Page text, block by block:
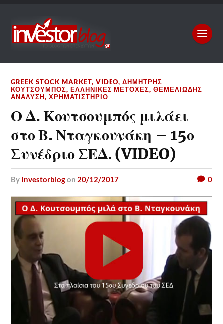
GREEK STOCK MARKET,VIDEO,ΔΗΜΉΤΡΗΣ
ΚΟΥΤΣΟΥΜΠΌΣ,ΕΛΛΗΝΙΚΈΣ ΜΕΤΟΧΈΣ,ΘΕΜΕΛΙΏΔΗΣ
ΑΝΆΛΥΣΗ,ΧΡΗΜΑΤΙΣΤΉΡΙΟ
Ο Δ. Κουτσουμπός μιλάει
στο Β. Νταγκουνάκη – 15ο
Συνέδριο ΣΕΔ. (VIDEO)
by Investorblogon 20/12/2017 0